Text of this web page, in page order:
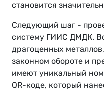
становится
Следующий шаг -
систему ГИИС ДМДК.
драгоценных
законном обороте и
имеют уникальный
QR-коде, который